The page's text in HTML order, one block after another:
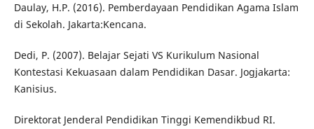
Daulay, H.P. (2016). Pemberdayaan Pendidikan Agama Islam
di Sekolah. Jakarta:Kencana.
Dedi, P. (2007). Belajar Sejati VS Kurikulum Nasional
Kontestasi Kekuasaan dalam Pendidikan Dasar. Jogjakarta:
Kanisius.
Direktorat Jenderal Pendidikan Tinggi Kemendikbud RI.